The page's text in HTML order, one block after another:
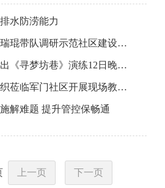
水防涝能力
鼓楼区政协主席李瑞琨带队调研示范社区建设工作
三坊七巷沉浸式演出《寻梦坊巷》演练12日晚举行
陕西省基层妇联组织莅临军门社区开展现场教学活动
解难题 提升管控保畅通
上一页 下一页